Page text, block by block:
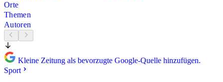
Orte
Themen
Autoren
Kleine Zeitung als bevorzugte Google-Quelle hinzufügen.
Sport